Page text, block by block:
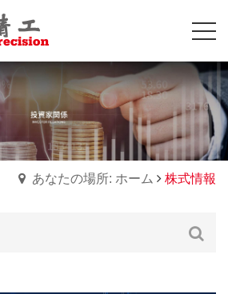
あなたの場所: ホーム 株式情報